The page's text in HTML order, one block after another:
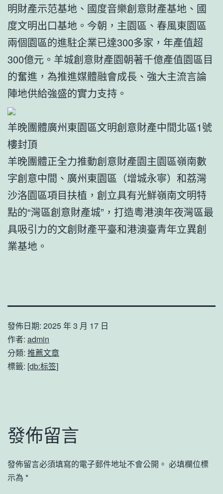
明財產示范基地、國度音樂創意財產基地、國
度文明出口基地。今朝，主園區、春風東園區
兩個園區的進駐企業已達300多家，年產值超
300億元。羊城創意財產園朝著千億產值園區目
的奮進，為推進媒體融會成長、強大主流言論
陣地供給強盛的實力支持。
羊晚團體廣州東園區文明創意財產中間北區1號
樓封頂
羊晚團體正全力推動創意財產園主園區嶺南數
字創意中間、廣州東園區（增城永寧）和荔灣
沙洛園區項目扶植，創立具有光鮮嶺南文明特
點的“灣區創意財產城”，打造粵港澳年夜灣區最
具吸引力的文創財產平臺和港澳臺青年立異創
業基地。
發佈日期: 2025 年 3 月 17 日
作者: admin
分類: 推薦文章
標籤: [db:标签]
發佈留言
發佈留言必須填寫的電子郵件地址不會公開。 必填欄位標
示為 *